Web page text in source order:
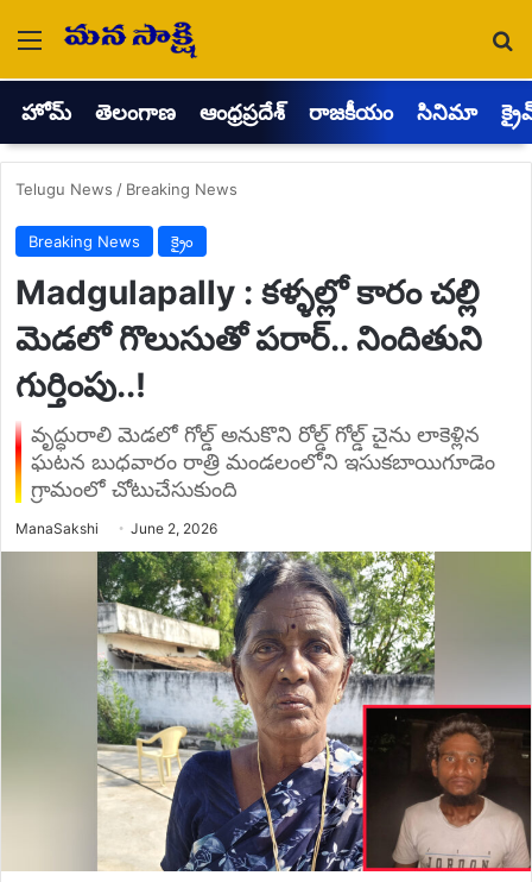
Menu
హోమ్ తెలంగాణ ఆంధ్రప్రదేశ్ రాజకీయం సినిమా
Telugu News / Breaking News
Breaking News క్రైం
Madgulapally : కళ్ళల్లో కారం చల్లి
మెడలో గొలుసుతో పరార్.. నిందితుని
గుర్తింపు..!
వృద్ధురాలి మెడలో గోల్డ్ అనుకొని రోల్డ్ గోల్డ్ చైను లాకెళ్లిన
ఘటన బుధవారం రాత్రి మండలంలోని ఇసుకబాయిగూడెం
గ్రామంలో చోటుచేసుకుంది
ManaSakshi Send
email
June 2, 2026